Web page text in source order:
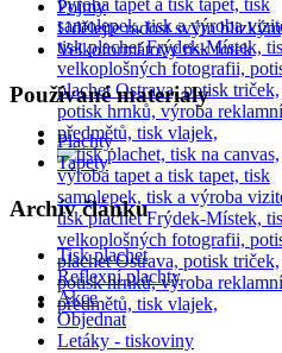
Pojmy
Udělejte radost svým blizkým
Velkoformátovy tisk fotek
Používané materialy
Plachty
Tapety
Archív článku
Tisk plachet
Reflexní plachty
Akce
Objednat
Letáky - tiskoviny